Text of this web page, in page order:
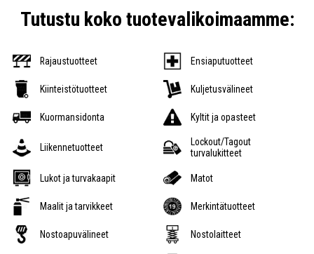
Tutustu koko tuotevalikoimaamme:
Rajaustuotteet Ensiaputuotteet
Kiinteistötuotteet Kuljetusvälineet
Kuormansidonta Kyltit ja opasteet
Liikennetuotteet
Lockout/Tagout
turvalukitteet
Lukot ja turvakaapit Matot
Maalit ja tarvikkeet Merkintätuotteet
Nostoapuvälineet Nostolaitteet